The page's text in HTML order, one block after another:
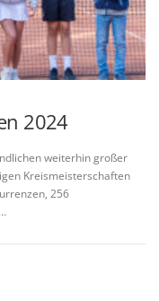
2024
weiterhin großer
Kreismeisterschaften
256